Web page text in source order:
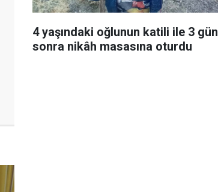
4 yaşındaki oğlunun katili ile 3 gün
sonra nikâh masasına oturdu